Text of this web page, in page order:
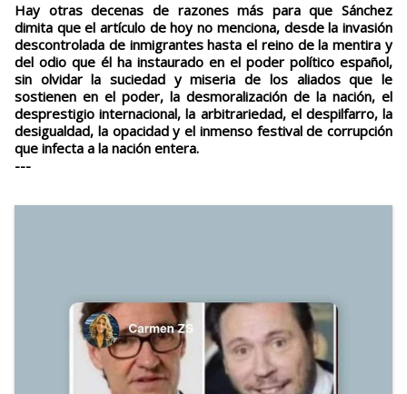
Hay otras decenas de razones más para que Sánchez
dimita que el artículo de hoy no menciona, desde la invasión
descontrolada de inmigrantes hasta el reino de la mentira y
del odio que él ha instaurado en el poder político español,
sin olvidar la suciedad y miseria de los aliados que le
sostienen en el poder, la desmoralización de la nación, el
desprestigio internacional, la arbitrariedad, el despilfarro, la
desigualdad, la opacidad y el inmenso festival de corrupción
que infecta a la nación entera.
---